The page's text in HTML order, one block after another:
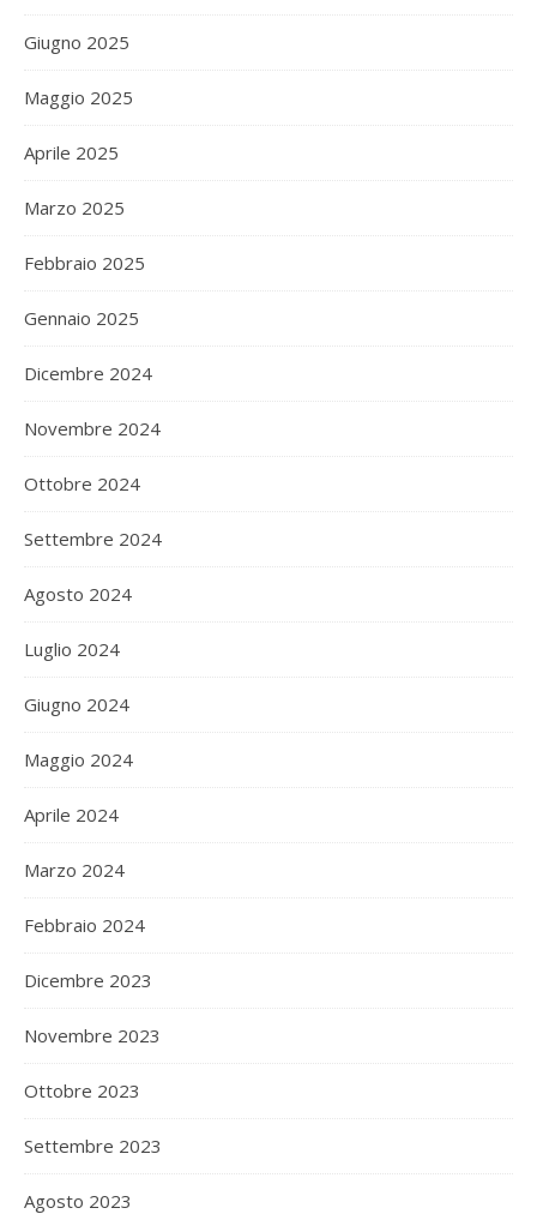
Giugno 2025
Maggio 2025
Aprile 2025
Marzo 2025
Febbraio 2025
Gennaio 2025
Dicembre 2024
Novembre 2024
Ottobre 2024
Settembre 2024
Agosto 2024
Luglio 2024
Giugno 2024
Maggio 2024
Aprile 2024
Marzo 2024
Febbraio 2024
Dicembre 2023
Novembre 2023
Ottobre 2023
Settembre 2023
Agosto 2023